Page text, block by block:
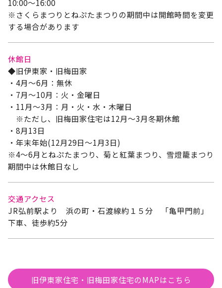
10:00～16:00
※さくらまつりとねぷたまつりの期間中は開館時間を変更
する場合があります
休館日
◆旧伊東家・旧梅田家
・4月～6月：無休
・7月～10月：火・金曜日
・11月～3月：月・火・水・木曜日
※ただし、旧梅田家住宅は12月～3月冬期休館
・8月13日
・年末年始(12月29日～1月3日)
※4～6月とねぷたまつり、菊と紅葉まつり、雪燈籠まつり
期間中は休館日なし
交通アクセス
JR弘前駅より 浜の町・石渡線約１５分 「亀甲門前」
下車、徒歩約5分
旧伊東家住宅・旧梅田家住宅のMAPはこちら